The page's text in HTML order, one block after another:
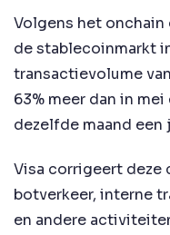
Volgens het onchain
de stablecoinmarkt
transactievolume van
63% meer dan in mei
dezelfde maand een
Visa corrigeert deze
botverkeer, interne
en andere